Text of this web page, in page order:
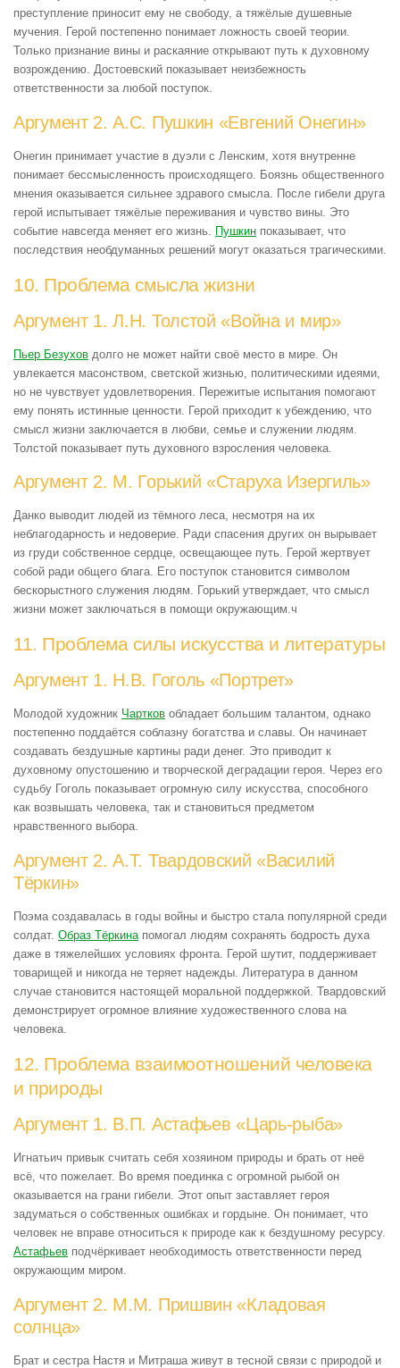
преступление приносит ему не свободу, а тяжёлые душевные
мучения. Герой постепенно понимает ложность своей теории.
Только признание вины и раскаяние открывают путь к духовному
возрождению. Достоевский показывает неизбежность
ответственности за любой поступок.
Аргумент 2. А.С. Пушкин «Евгений Онегин»
Онегин принимает участие в дуэли с Ленским, хотя внутренне
понимает бессмысленность происходящего. Боязнь общественного
мнения оказывается сильнее здравого смысла. После гибели друга
герой испытывает тяжёлые переживания и чувство вины. Это
событие навсегда меняет его жизнь.
Пушкин показывает, что
последствия необдуманных решений могут оказаться трагическими.
10. Проблема смысла жизни
Аргумент 1. Л.Н. Толстой «Война и мир»
Пьер Безухов долго не может найти своё место в мире. Он
увлекается масонством, светской жизнью, политическими идеями,
но не чувствует удовлетворения. Пережитые испытания помогают
ему понять истинные ценности. Герой приходит к убеждению, что
смысл жизни заключается в любви, семье и служении людям.
Толстой показывает путь духовного взросления человека.
Аргумент 2. М. Горький «Старуха Изергиль»
Данко выводит людей из тёмного леса, несмотря на их
неблагодарность и недоверие. Ради спасения других он вырывает
из груди собственное сердце, освещающее путь. Герой жертвует
собой ради общего блага. Его поступок становится символом
бескорыстного служения людям. Горький утверждает, что смысл
жизни может заключаться в помощи окружающим.ч
11. Проблема силы искусства и литературы
Аргумент 1. Н.В. Гоголь «Портрет»
Молодой художник Чартков обладает большим талантом, однако
постепенно поддаётся соблазну богатства и славы. Он начинает
создавать бездушные картины ради денег. Это приводит к
духовному опустошению и творческой деградации героя. Через его
судьбу Гоголь показывает огромную силу искусства, способного
как возвышать человека, так и становиться предметом
нравственного выбора.
Аргумент 2. А.Т. Твардовский «Василий
Тёркин»
Поэма создавалась в годы войны и быстро стала популярной среди
солдат. Образ Тёркинапомогал людям сохранять бодрость духа
даже в тяжелейших условиях фронта. Герой шутит, поддерживает
товарищей и никогда не теряет надежды. Литература в данном
случае становится настоящей моральной поддержкой. Твардовский
демонстрирует огромное влияние художественного слова на
человека.
12. Проблема взаимоотношений человека
и природы
Аргумент 1. В.П. Астафьев «Царь-рыба»
Игнатьич привык считать себя хозяином природы и брать от неё
всё, что пожелает. Во время поединка с огромной рыбой он
оказывается на грани гибели. Этот опыт заставляет героя
задуматься о собственных ошибках и гордыне. Он понимает, что
человек не вправе относиться к природе как к бездушному ресурсу.
Астафьев подчёркивает необходимость ответственности перед
окружающим миром.
Аргумент 2. М.М. Пришвин «Кладовая
солнца»
Брат и сестра Настя и Митраша живут в тесной связи с природой и